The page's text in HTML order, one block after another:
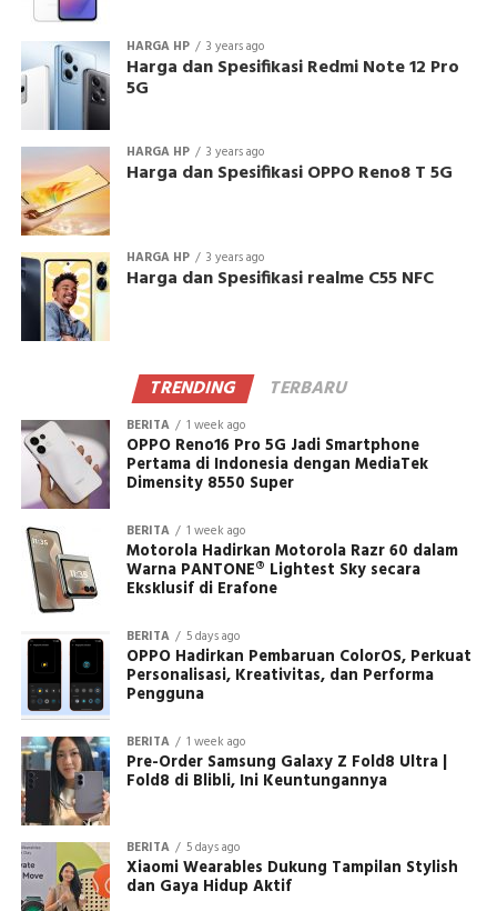
HARGA HP 3 years ago
Harga dan Spesifikasi Redmi Note 12 Pro
5G
HARGA HP 3 years ago
Harga dan Spesifikasi OPPO Reno8 T 5G
HARGA HP 3 years ago
Harga dan Spesifikasi realme C55 NFC
TRENDING TERBARU
BERITA 1 week ago
OPPO Reno16 Pro 5G Jadi Smartphone
Pertama di Indonesia dengan MediaTek
Dimensity 8550 Super
BERITA 1 week ago
Motorola Hadirkan Motorola Razr 60 dalam
Warna PANTONE® Lightest Sky secara
Eksklusif di Erafone
BERITA 5 days ago
OPPO Hadirkan Pembaruan ColorOS, Perkuat
Personalisasi, Kreativitas, dan Performa
Pengguna
BERITA 1 week ago
Pre-Order Samsung Galaxy Z Fold8 Ultra |
Fold8 di Blibli, Ini Keuntungannya
BERITA 5 days ago
Xiaomi Wearables Dukung Tampilan Stylish
dan Gaya Hidup Aktif